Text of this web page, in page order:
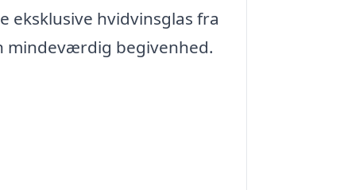
eksklusive hvidvinsglas fra
mindeværdig begivenhed.